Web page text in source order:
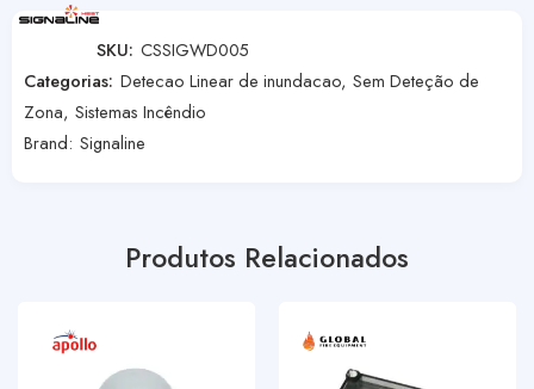
SKU: CSSIGWD005
Categorias: Detecao Linear de inundacao, Sem Deteção de
Zona, Sistemas Incêndio
Brand: Signaline
Produtos Relacionados